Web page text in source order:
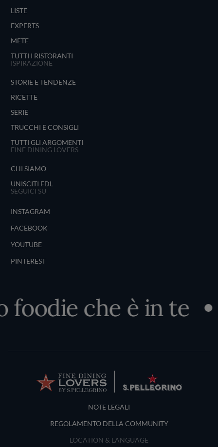
LISTE
EXPERTS
METE
TUTTI I RISTORANTI
ISPIRAZIONE
STORIE E TENDENZE
RICETTE
SERIE
TRUCCHI E CONSIGLI
TUTTI GLI ARGOMENTI
FINE DINING LOVERS
CHI SIAMO
UNISCITI FDL
SEGUICI SU
INSTAGRAM
FACEBOOK
YOUTUBE
PINTEREST
che è in te
Terms and Conditions
NOTE LEGALI
REGOLAMENTO DELLA COMMUNITY
LOCATION & LANGUAGE